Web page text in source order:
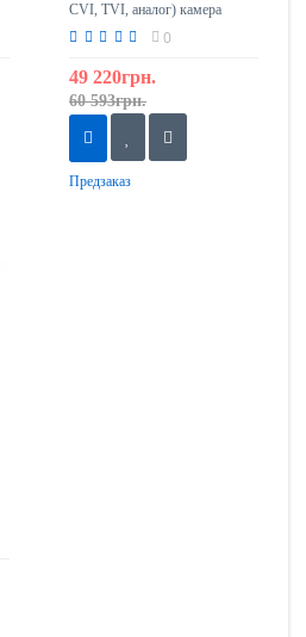
CVI, TVI, аналог) камера
LuxCam MHD-LBA-H720 /
0
49 220грн.
60 593грн.
Предзаказ